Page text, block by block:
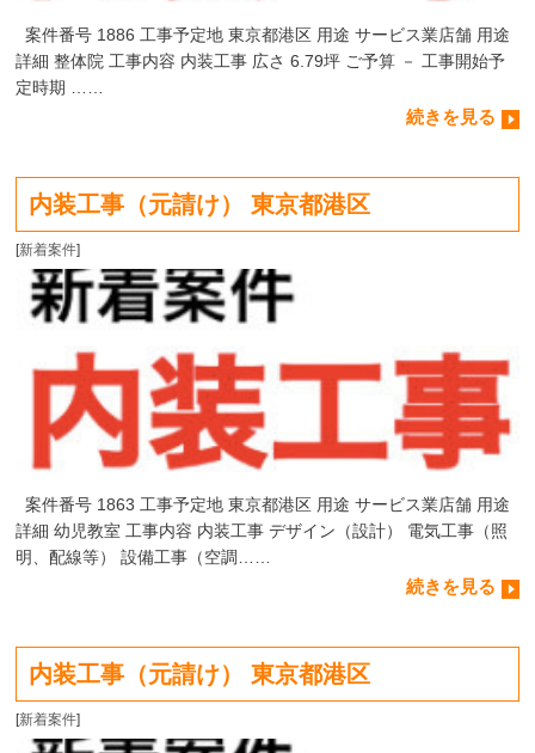
案件番号 1886 工事予定地 東京都港区 用途 サービス業店舗 用途
詳細 整体院 工事内容 内装工事 広さ 6.79坪 ご予算 － 工事開始予
定時期 ……
続きを見る
内装工事（元請け） 東京都港区
[新着案件]
案件番号 1863 工事予定地 東京都港区 用途 サービス業店舗 用途
詳細 幼児教室 工事内容 内装工事 デザイン（設計） 電気工事（照
明、配線等） 設備工事（空調……
続きを見る
内装工事（元請け） 東京都港区
[新着案件]